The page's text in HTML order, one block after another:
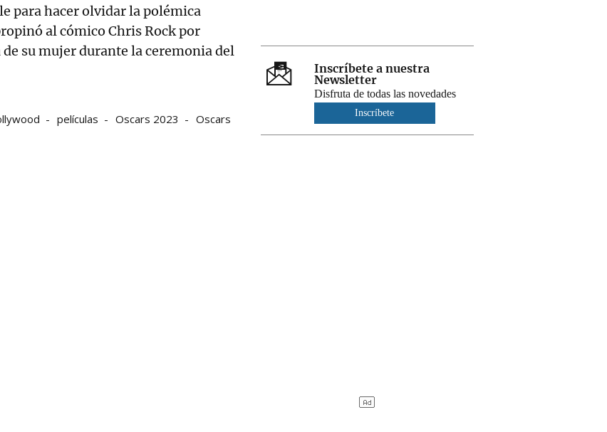
para hacer olvidar la polémica
al cómico Chris Rock por
su mujer durante la ceremonia del
películas Oscars 2023 Oscars
Inscríbete a nuestra
Newsletter
Disfruta de todas las novedades
Inscríbete